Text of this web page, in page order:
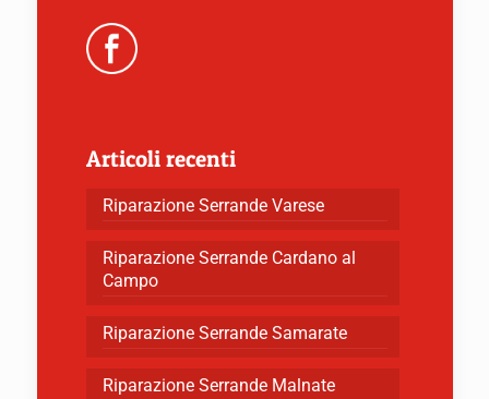
Articoli recenti
Riparazione Serrande Varese
Riparazione Serrande Cardano al
Campo
Riparazione Serrande Samarate
Riparazione Serrande Malnate